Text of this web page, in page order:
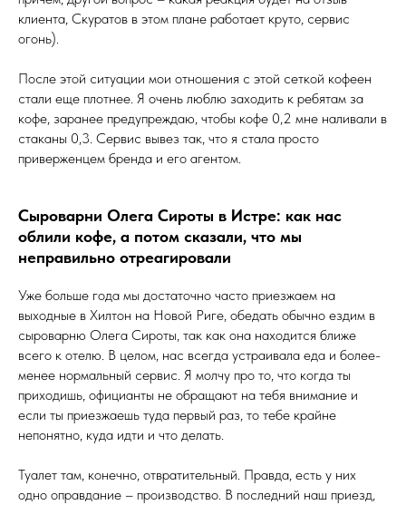
клиента, Скуратов в этом плане работает круто, сервис
огонь).
После этой ситуации мои отношения с этой сеткой кофеен
стали еще плотнее. Я очень люблю заходить к ребятам за
кофе, заранее предупреждаю, чтобы кофе 0,2 мне наливали в
стаканы 0,3. Сервис вывез так, что я стала просто
приверженцем бренда и его агентом.
Сыроварни Олега Сироты в Истре: как нас
облили кофе, а потом сказали, что мы
неправильно отреагировали
Уже больше года мы достаточно часто приезжаем на
выходные в Хилтон на Новой Риге, обедать обычно ездим в
сыроварню Олега Сироты, так как она находится ближе
всего к отелю. В целом, нас всегда устраивала еда и более-
менее нормальный сервис. Я молчу про то, что когда ты
приходишь, официанты не обращают на тебя внимание и
если ты приезжаешь туда первый раз, то тебе крайне
непонятно, куда идти и что делать.
Туалет там, конечно, отвратительный. Правда, есть у них
одно оправдание – производство. В последний наш приезд,